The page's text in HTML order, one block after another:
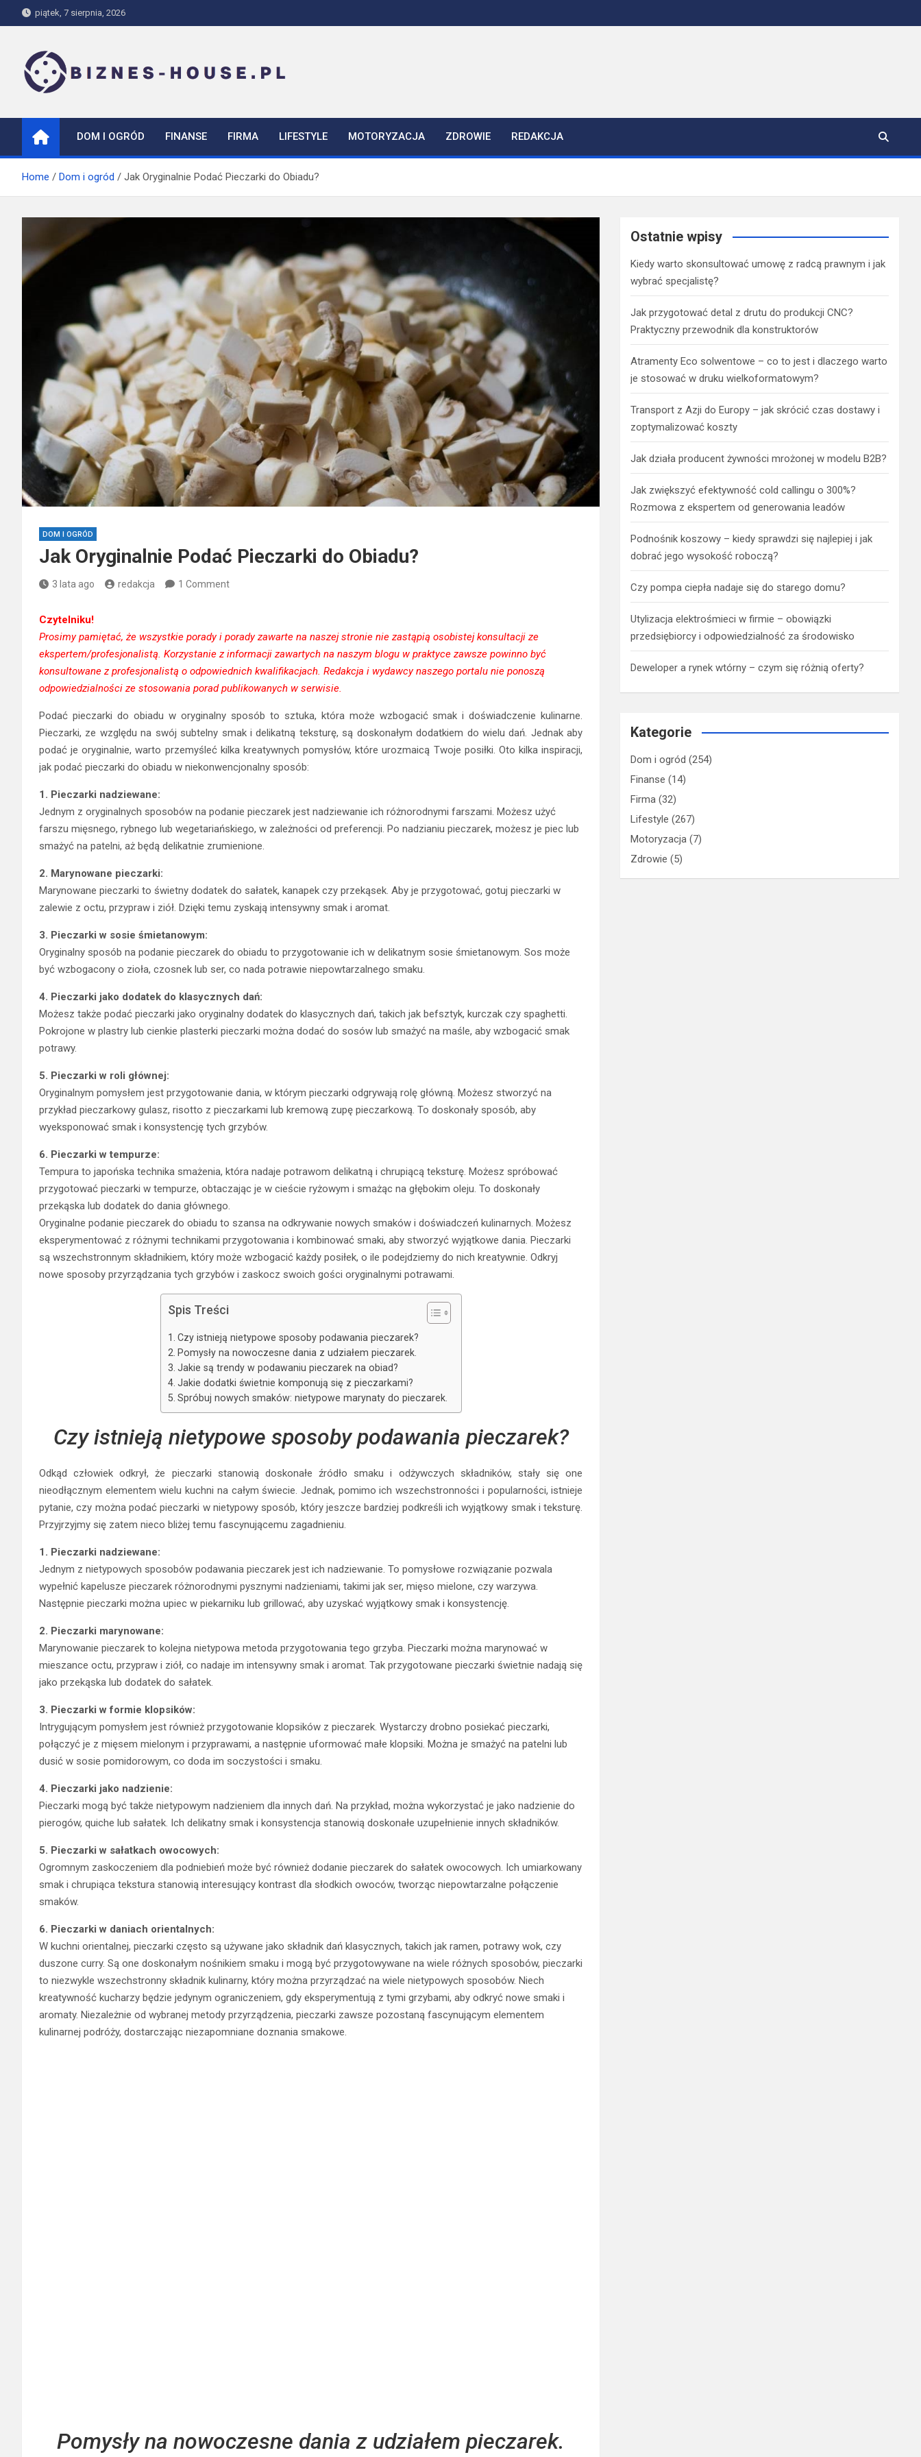
to
piątek, 7 sierpnia, 2026
biznes-house.pl
DOM I OGRÓD FINANSE FIRMA LIFESTYLE MOTORYZACJA ZDROWIE REDAKCJA
Home Dom i ogród Jak Oryginalnie Podać Pieczarki do Obiadu?
DOM I OGRÓD
Jak Oryginalnie Podać Pieczarki do Obiadu?
3 lata ago redakcja 1 Comment
Czytelniku!
Prosimy pamiętać, że wszystkie porady i porady zawarte na naszej stronie nie zastąpią osobistej konsultacji ze
ekspertem/profesjonalistą. Korzystanie z informacji zawartych na naszym blogu w praktyce zawsze powinno być
konsultowane z profesjonalistą o odpowiednich kwalifikacjach. Redakcja i wydawcy naszego portalu nie ponoszą
odpowiedzialności ze stosowania porad publikowanych w serwisie.
Podać pieczarki do obiadu w oryginalny sposób to sztuka, która może wzbogacić smak i doświadczenie kulinarne.
Pieczarki, ze względu na swój subtelny smak i delikatną teksturę, są doskonałym dodatkiem do wielu dań. Jednak aby
podać je oryginalnie, warto przemyśleć kilka kreatywnych pomysłów, które urozmaicą Twoje posiłki. Oto kilka inspiracji,
jak podać pieczarki do obiadu w niekonwencjonalny sposób:
1. Pieczarki nadziewane:
Jednym z oryginalnych sposobów na podanie pieczarek jest nadziewanie ich różnorodnymi farszami. Możesz użyć
farszu mięsnego, rybnego lub wegetariańskiego, w zależności od preferencji. Po nadzianiu pieczarek, możesz je piec lub
smażyć na patelni, aż będą delikatnie zrumienione.
2. Marynowane pieczarki:
Marynowane pieczarki to świetny dodatek do sałatek, kanapek czy przekąsek. Aby je przygotować, gotuj pieczarki w
zalewie z octu, przypraw i ziół. Dzięki temu zyskają intensywny smak i aromat.
3. Pieczarki w sosie śmietanowym:
Oryginalny sposób na podanie pieczarek do obiadu to przygotowanie ich w delikatnym sosie śmietanowym. Sos może
być wzbogacony o zioła, czosnek lub ser, co nada potrawie niepowtarzalnego smaku.
4. Pieczarki jako dodatek do klasycznych dań:
Możesz także podać pieczarki jako oryginalny dodatek do klasycznych dań, takich jak befsztyk, kurczak czy spaghetti.
Pokrojone w plastry lub cienkie plasterki pieczarki można dodać do sosów lub smażyć na maśle, aby wzbogacić smak
potrawy.
5. Pieczarki w roli głównej:
Oryginalnym pomysłem jest przygotowanie dania, w którym pieczarki odgrywają rolę główną. Możesz stworzyć na
przykład pieczarkowy gulasz, risotto z pieczarkami lub kremową zupę pieczarkową. To doskonały sposób, aby
wyeksponować smak i konsystencję tych grzybów.
6. Pieczarki w tempurze:
Tempura to japońska technika smażenia, która nadaje potrawom delikatną i chrupiącą teksturę. Możesz spróbować
przygotować pieczarki w tempurze, obtaczając je w cieście ryżowym i smażąc na głębokim oleju. To doskonały
przekąska lub dodatek do dania głównego.
Oryginalne podanie pieczarek do obiadu to szansa na odkrywanie nowych smaków i doświadczeń kulinarnych. Możesz
eksperymentować z różnymi technikami przygotowania i kombinować smaki, aby stworzyć wyjątkowe dania. Pieczarki
są wszechstronnym składnikiem, który może wzbogacić każdy posiłek, o ile podejdziemy do nich kreatywnie. Odkryj
nowe sposoby przyrządzania tych grzybów i zaskocz swoich gości oryginalnymi potrawami.
Spis Treści
Czy istnieją nietypowe sposoby podawania pieczarek?
Pomysły na nowoczesne dania z udziałem pieczarek.
Jakie są trendy w podawaniu pieczarek na obiad?
Jakie dodatki świetnie komponują się z pieczarkami?
Spróbuj nowych smaków: nietypowe marynaty do pieczarek.
Czy istnieją nietypowe sposoby podawania pieczarek?
Odkąd człowiek odkrył, że pieczarki stanowią doskonałe źródło smaku i odżywczych składników, stały się one
nieodłącznym elementem wielu kuchni na całym świecie. Jednak, pomimo ich wszechstronności i popularności, istnieje
pytanie, czy można podać pieczarki w nietypowy sposób, który jeszcze bardziej podkreśli ich wyjątkowy smak i teksturę.
Przyjrzyjmy się zatem nieco bliżej temu fascynującemu zagadnieniu.
1. Pieczarki nadziewane:
Jednym z nietypowych sposobów podawania pieczarek jest ich nadziewanie. To pomysłowe rozwiązanie pozwala
wypełnić kapelusze pieczarek różnorodnymi pysznymi nadzieniami, takimi jak ser, mięso mielone, czy warzywa.
Następnie pieczarki można upiec w piekarniku lub grillować, aby uzyskać wyjątkowy smak i konsystencję.
2. Pieczarki marynowane:
Marynowanie pieczarek to kolejna nietypowa metoda przygotowania tego grzyba. Pieczarki można marynować w
mieszance octu, przypraw i ziół, co nadaje im intensywny smak i aromat. Tak przygotowane pieczarki świetnie nadają się
jako przekąska lub dodatek do sałatek.
3. Pieczarki w formie klopsików:
Intrygującym pomysłem jest również przygotowanie klopsików z pieczarek. Wystarczy drobno posiekać pieczarki,
połączyć je z mięsem mielonym i przyprawami, a następnie uformować małe klopsiki. Można je smażyć na patelni lub
dusić w sosie pomidorowym, co doda im soczystości i smaku.
4. Pieczarki jako nadzienie:
Pieczarki mogą być także nietypowym nadzieniem dla innych dań. Na przykład, można wykorzystać je jako nadzienie do
pierogów, quiche lub sałatek. Ich delikatny smak i konsystencja stanowią doskonałe uzupełnienie innych składników.
5. Pieczarki w sałatkach owocowych:
Ogromnym zaskoczeniem dla podniebień może być również dodanie pieczarek do sałatek owocowych. Ich umiarkowany
smak i chrupiąca tekstura stanowią interesujący kontrast dla słodkich owoców, tworząc niepowtarzalne połączenie
smaków.
6. Pieczarki w daniach orientalnych:
W kuchni orientalnej, pieczarki często są używane jako składnik dań klasycznych, takich jak ramen, potrawy wok, czy
duszone curry. Są one doskonałym nośnikiem smaku i mogą być przygotowywane na wiele różnych sposobów, pieczarki
to niezwykle wszechstronny składnik kulinarny, który można przyrządzać na wiele nietypowych sposobów. Niech
kreatywność kucharzy będzie jedynym ograniczeniem, gdy eksperymentują z tymi grzybami, aby odkryć nowe smaki i
aromaty. Niezależnie od wybranej metody przyrządzenia, pieczarki zawsze pozostaną fascynującym elementem
kulinarnej podróży, dostarczając niezapomniane doznania smakowe.
Pomysły na nowoczesne dania z udziałem pieczarek.
Ostatnie wpisy
Kiedy warto skonsultować umowę z radcą prawnym i jak
wybrać specjalistę?
Jak przygotować detal z drutu do produkcji CNC?
Praktyczny przewodnik dla konstruktorów
Atramenty Eco solwentowe – co to jest i dlaczego warto
je stosować w druku wielkoformatowym?
Transport z Azji do Europy – jak skrócić czas dostawy i
zoptymalizować koszty
Jak działa producent żywności mrożonej w modelu B2B?
Jak zwiększyć efektywność cold callingu o 300%?
Rozmowa z ekspertem od generowania leadów
Podnośnik koszowy – kiedy sprawdzi się najlepiej i jak
dobrać jego wysokość roboczą?
Czy pompa ciepła nadaje się do starego domu?
Utylizacja elektrośmieci w firmie – obowiązki
przedsiębiorcy i odpowiedzialność za środowisko
Deweloper a rynek wtórny – czym się różnią oferty?
Kategorie
Dom i ogród (254)
Finanse (14)
Firma (32)
Lifestyle (267)
Motoryzacja (7)
Zdrowie (5)